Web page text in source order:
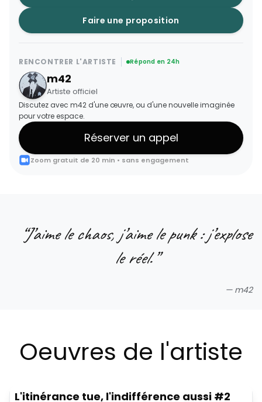
Faire une proposition
RENCONTRER L'ARTISTE Répond en 24h
m42
Artiste officiel
Discutez avec m42 d'une œuvre, ou d'une nouvelle imaginée
pour votre espace.
Réserver un appel
Zoom gratuit de 20 min • sans engagement
J’aime le chaos, j’aime le punk : j’explose
le réel.”
— m42
Oeuvres de l'artiste
L'itinérance tue, l'indifférence aussi #2